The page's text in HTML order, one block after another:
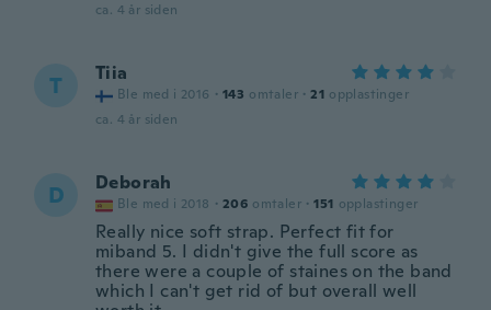
ca. 4 år siden
T Tiia
Ble med i 2016 · 143 omtaler · 21 opplastinger
ca. 4 år siden
D Deborah
Ble med i 2018 · 206 omtaler · 151 opplastinger
Really nice soft strap. Perfect fit for
miband 5. I didn't give the full score as
there were a couple of staines on the band
which I can't get rid of but overall well